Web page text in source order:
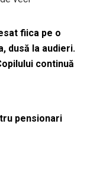
fiica pe o
dusă la audieri.
continuă
pensionari